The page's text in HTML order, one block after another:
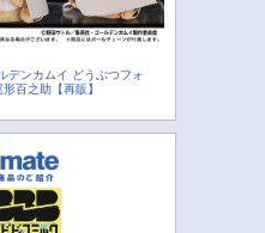
デンカムイ どうぶつフォ
百之助【再販】